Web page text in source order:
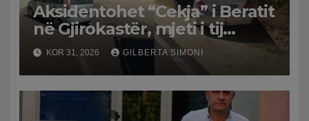
Aksidentohet “Cekja” i Beratit
në Gjirokastër, mjeti i tij
përplaset me atë të klerikut
bektashian
KOR 31, 2026 GILBERTA SIMONI